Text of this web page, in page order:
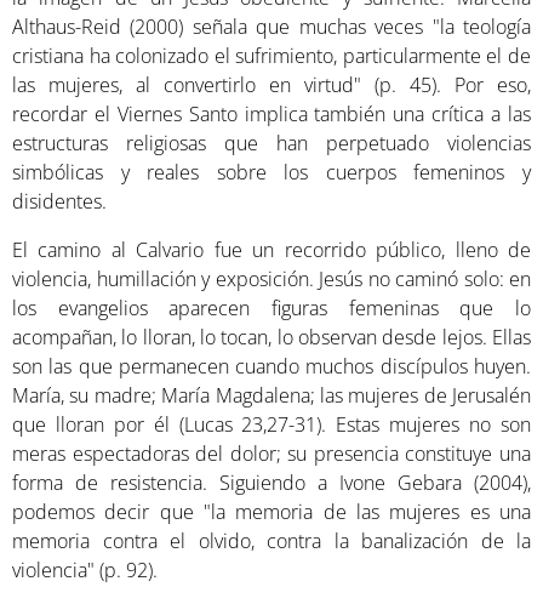
Althaus-Reid (2000) señala que muchas veces "la teología
cristiana ha colonizado el sufrimiento, particularmente el de
las mujeres, al convertirlo en virtud" (p. 45). Por eso,
recordar el Viernes Santo implica también una crítica a las
estructuras religiosas que han perpetuado violencias
simbólicas y reales sobre los cuerpos femeninos y
disidentes.
El camino al Calvario fue un recorrido público, lleno de
violencia, humillación y exposición. Jesús no caminó solo: en
los evangelios aparecen figuras femeninas que lo
acompañan, lo lloran, lo tocan, lo observan desde lejos. Ellas
son las que permanecen cuando muchos discípulos huyen.
María, su madre; María Magdalena; las mujeres de Jerusalén
que lloran por él (Lucas 23,27-31). Estas mujeres no son
meras espectadoras del dolor; su presencia constituye una
forma de resistencia. Siguiendo a Ivone Gebara (2004),
podemos decir que "la memoria de las mujeres es una
memoria contra el olvido, contra la banalización de la
violencia" (p. 92).